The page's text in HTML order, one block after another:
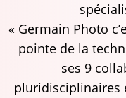
« Germain Photo
pointe de la
ses 9
pluridisciplinaires